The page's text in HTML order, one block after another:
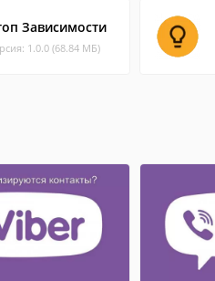
Зависимости
1.0.0 (68.84 МБ)